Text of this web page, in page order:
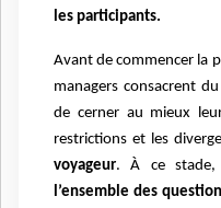
les participants.
Avant de commencer la
managers consacrent
de cerner au mieux
restrictions et les
voyageur. À ce stade,
l’ensemble des